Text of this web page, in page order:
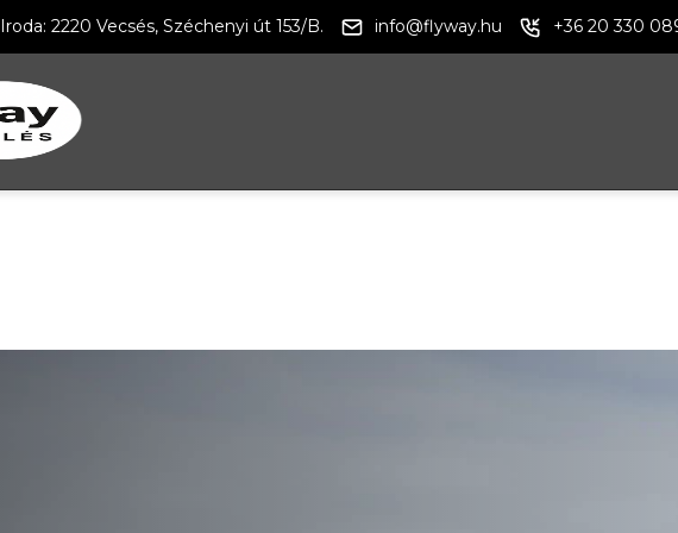
Iroda: 2220 Vecsés, Széchenyi út 153/B. info@flyway.hu +36 20 330